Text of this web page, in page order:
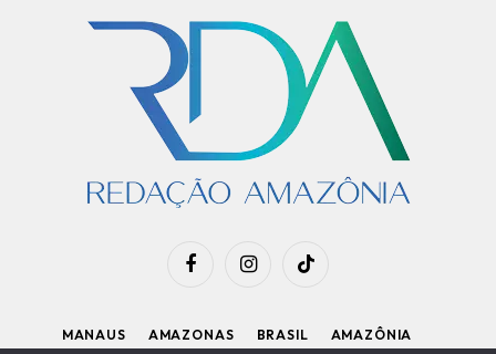
FacebookInstagramTikTok
MANAUS AMAZONAS BRASIL AMAZÔNIA